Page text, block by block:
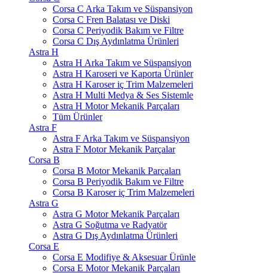
Corsa C Arka Takım ve Süspansiyon
Corsa C Fren Balatası ve Diski
Corsa C Periyodik Bakım ve Filtre
Corsa C Dış Aydınlatma Ürünleri
Astra H
Astra H Arka Takım ve Süspansiyon
Astra H Karoseri ve Kaporta Ürünler
Astra H Karoser iç Trim Malzemeleri
Astra H Multi Medya & Ses Sistemle
Astra H Motor Mekanik Parçaları
Tüm Ürünler
Astra F
Astra F Arka Takım ve Süspansiyon
Astra F Motor Mekanik Parçalar
Corsa B
Corsa B Motor Mekanik Parçaları
Corsa B Periyodik Bakım ve Filtre
Corsa B Karoser iç Trim Malzemeleri
Astra G
Astra G Motor Mekanik Parçaları
Astra G Soğutma ve Radyatör
Astra G Dış Aydınlatma Ürünleri
Corsa E
Corsa E Modifiye & Aksesuar Ürünle
Corsa E Motor Mekanik Parçaları